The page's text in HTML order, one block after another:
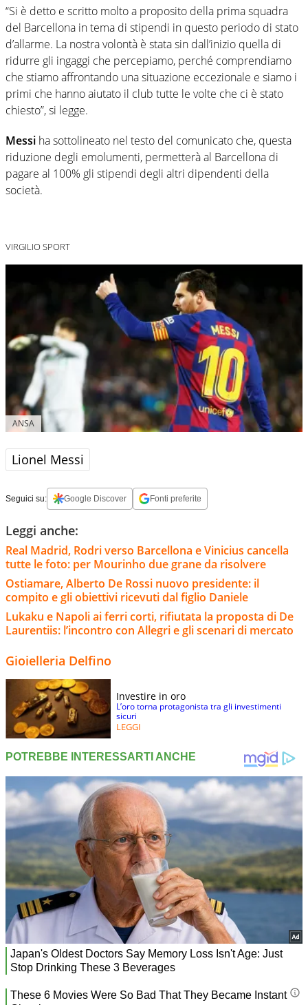
“Si è detto e scritto molto a proposito della prima squadra
del Barcellona in tema di stipendi in questo periodo di stato
d’allarme. La nostra volontà è stata sin dall’inizio quella di
ridurre gli ingaggi che percepiamo, perché comprendiamo
che stiamo affrontando una situazione eccezionale e siamo i
primi che hanno aiutato il club tutte le volte che ci è stato
chiesto”, si legge.
Messi ha sottolineato nel testo del comunicato che, questa
riduzione degli emolumenti, permetterà al Barcellona di
pagare al 100% gli stipendi degli altri dipendenti della
società.
VIRGILIO SPORT
ANSA
Lionel Messi
Seguici su: Google Discover Fonti preferite
Leggi anche:
Real Madrid, Rodri verso Barcellona e Vinicius cancella
tutte le foto: per Mourinho due grane da risolvere
Ostiamare, Alberto De Rossi nuovo presidente: il
compito e gli obiettivi ricevuti dal figlio Daniele
Lukaku e Napoli ai ferri corti, rifiutata la proposta di De
Laurentiis: l’incontro con Allegri e gli scenari di mercato
Gioielleria Delfino
Investire in oro
L’oro torna protagonista tra gli investimenti
sicuri
LEGGI